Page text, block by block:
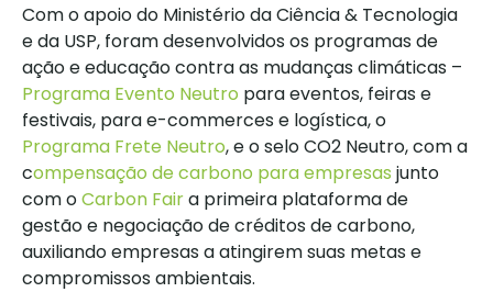
Com o apoio do Ministério da Ciência & Tecnologia
e da USP, foram desenvolvidos os programas de
ação e educação contra as mudanças climáticas –
Programa Evento Neutro para eventos, feiras e
festivais, para e-commerces e logística, o
Programa Frete Neutro, e o selo CO2 Neutro, com a
compensação de carbono para empresas junto
com oCarbon Faira primeira plataforma de
gestão e negociação de créditos de carbono,
auxiliando empresas a atingirem suas metas e
compromissos ambientais.